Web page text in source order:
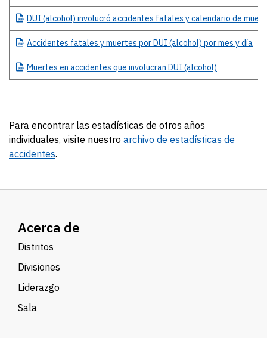
DUI (alcohol) involucró accidentes fatales y calendario de
Accidentes fatales y muertes por DUI (alcohol) por mes y día
Muertes en accidentes que involucran DUI (alcohol)
Para encontrar las estadísticas de otros años
individuales, visite nuestro archivo de estadísticas de
accidentes.
Acerca de
Distritos
Divisiones
Liderazgo
Sala